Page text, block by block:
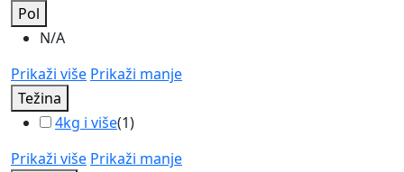
Pol
N/A
Prikaži više Prikaži manje
Težina
4kg i više(1)
Prikaži više Prikaži manje